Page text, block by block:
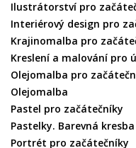
Ilustrátorství pro
Interiérový design pro
Krajinomalba pro
Kreslení a malování pro
Olejomalba pro
Olejomalba
Pastel pro začátečníky
Pastelky. Barevná
Portrét pro začátečníky